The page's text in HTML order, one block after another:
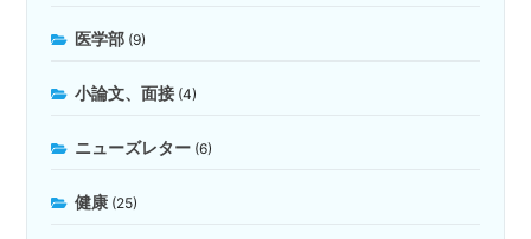
医学部 (9)
小論文、面接 (4)
ニューズレター (6)
健康 (25)